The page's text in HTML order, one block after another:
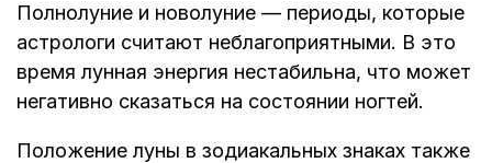
Полнолуние и новолуние — периоды, которые
астрологи считают неблагоприятными. В это
время лунная энергия нестабильна, что может
негативно сказаться на состоянии ногтей.
Положение луны в зодиакальных знаках также